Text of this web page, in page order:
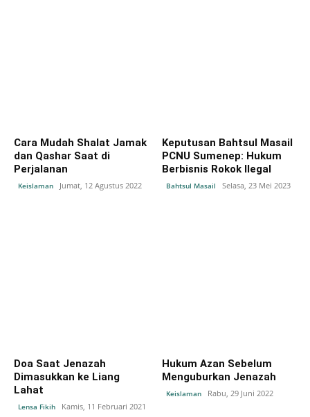
Cara Mudah Shalat Jamak
dan Qashar Saat di
Perjalanan
Keislaman Jumat, 12 Agustus 2022
Keputusan Bahtsul Masail
PCNU Sumenep: Hukum
Berbisnis Rokok Ilegal
Bahtsul Masail Selasa, 23 Mei 2023
Doa Saat Jenazah
Dimasukkan ke Liang
Lahat
Lensa Fikih Kamis, 11 Februari 2021
Hukum Azan Sebelum
Menguburkan Jenazah
Keislaman Rabu, 29 Juni 2022